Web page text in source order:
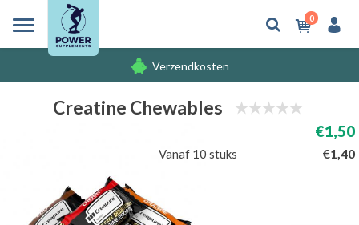
0
Verzendkosten
Gratis cadeaus
Creatine Chewables
€1,50
Vanaf 10 stuks €1,40